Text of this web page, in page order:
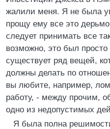
жалили меня. Я не была
прощу ему все это
следует принимать все
возможно, это был просто
существует ряд вещей,
должны делать по
вы любите, например,
работу, - между прочим,
одно из недопустимых
Я была полна